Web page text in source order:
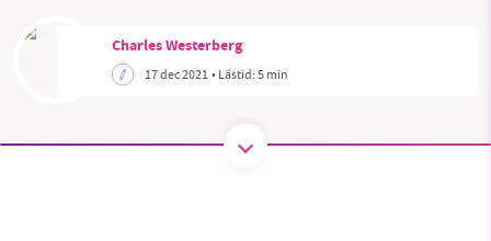
Threads
Charles Westerberg
17 dec 2021• Lästid:5 min